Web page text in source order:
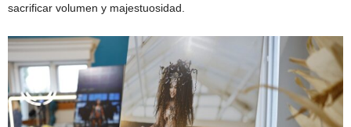
sacrificar volumen y majestuosidad.